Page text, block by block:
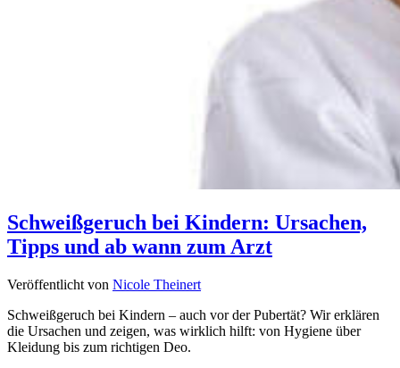
Schweißgeruch bei Kindern: Ursachen,
Tipps und ab wann zum Arzt
Veröffentlicht von Nicole Theinert
Schweißgeruch bei Kindern – auch vor der Pubertät? Wir erklären
die Ursachen und zeigen, was wirklich hilft: von Hygiene über
Kleidung bis zum richtigen Deo.